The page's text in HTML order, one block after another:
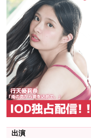
出演